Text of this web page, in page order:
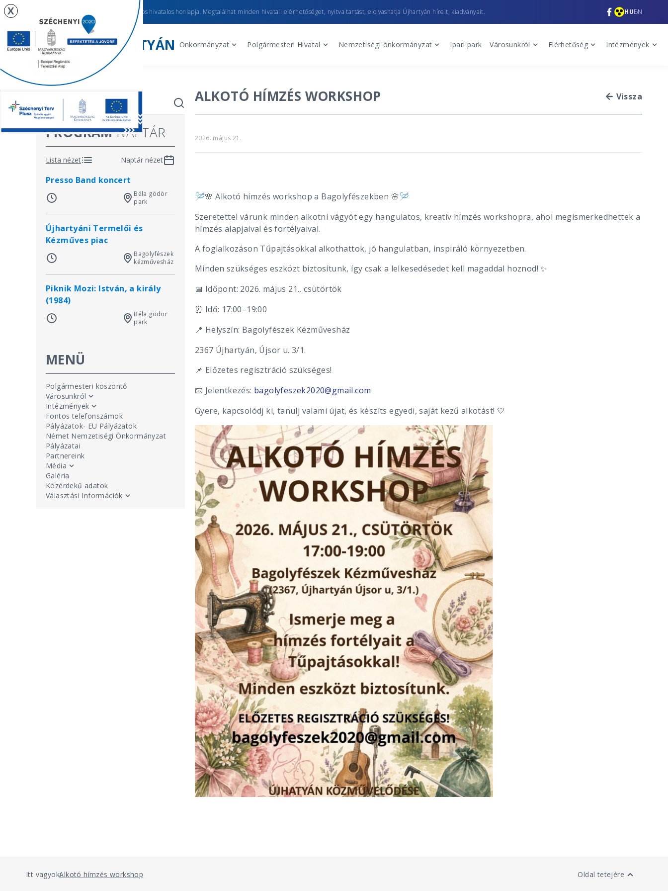
város hivatalos honlapja. Megtalálhat minden hivatali elérhetőséget, nyitva tartást, elolvashatja Újhartyán híreit, kiadványait. HUEN
ÚJHARTYÁN Önkormányzat Polgármesteri Hivatal Nemzetiségi önkormányzat Ipari park Városunkról Elérhetőség Intézmények
PROGRAMNAPTÁR
Lista nézet Naptár nézet
Presso Band koncert
Béla gödör
park
Újhartyáni Termelői és
Kézműves piac
Bagolyfészek
kézművesház
Piknik Mozi: István, a király
(1984)
Béla gödör
park
MENÜ
Polgármesteri köszöntő
Városunkról
Intézmények
Fontos telefonszámok
Pályázatok- EU Pályázatok
Német Nemzetiségi Önkormányzat
Pályázatai
Partnereink
Média
Galéria
Közérdekű adatok
Választási Információk
ALKOTÓ HÍMZÉS WORKSHOP Vissza
2026. május 21.
🪡🌸 Alkotó hímzés workshop a Bagolyfészekben 🌸🪡
Szeretettel várunk minden alkotni vágyót egy hangulatos, kreatív hímzés workshopra, ahol megismerkedhettek a
hímzés alapjaival és fortélyaival.
A foglalkozáson Tűpajtásokkal alkothattok, jó hangulatban, inspiráló környezetben.
Minden szükséges eszközt biztosítunk, így csak a lelkesedésedet kell magaddal hoznod!✨
📅 Időpont: 2026. május 21., csütörtök
⏰ Idő: 17:00–19:00
📍 Helyszín: Bagolyfészek Kézművesház
2367 Újhartyán, Újsor u. 3/1.
📌 Előzetes regisztráció szükséges!
📧 Jelentkezés: bagolyfeszek2020@gmail.com
Gyere, kapcsolódj ki, tanulj valami újat, és készíts egyedi, saját kezű alkotást! 💛
Itt vagyok:Alkotó hímzés workshop Oldal tetejére
X